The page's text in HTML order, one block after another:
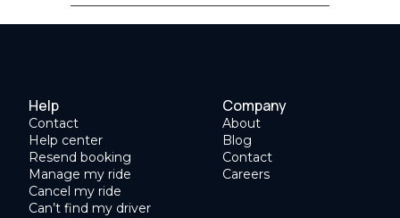
Help
Contact
Help center
Resend booking
Manage my ride
Cancel my ride
Can’t find my driver
Company
About
Blog
Contact
Careers